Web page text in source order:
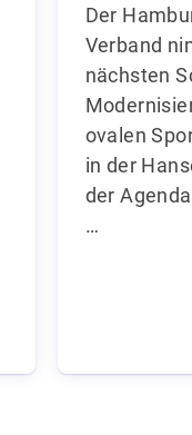
Der
Verband
nächsten
ovalen
in der
der
…